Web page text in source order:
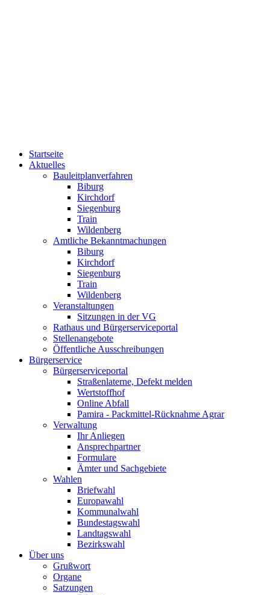
Startseite
Aktuelles
Bauleitplanverfahren
Biburg
Kirchdorf
Siegenburg
Train
Wildenberg
Amtliche Bekanntmachungen
Biburg
Kirchdorf
Siegenburg
Train
Wildenberg
Veranstaltungen
Sitzungen in der VG
Rathaus und Bürgerserviceportal
Stellenangebote
Öffentliche Ausschreibungen
Bürgerservice
Bürgerserviceportal
Straßenlaterne, Defekt melden
Wertstoffhof
Online Abfall
Pamira - Packmittel-Rücknahme Agrar
Verwaltung
Ihr Anliegen
Ansprechpartner
Formulare
Ämter und Sachgebiete
Wahlen
Briefwahl
Europawahl
Kommunalwahl
Bundestagswahl
Landtagswahl
Bezirkswahl
Über uns
Grußwort
Organe
Satzungen